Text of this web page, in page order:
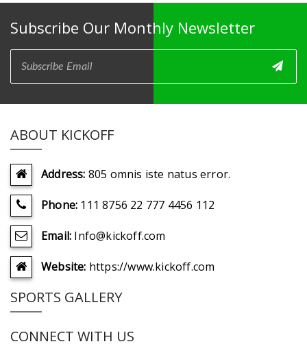
Subscribe Our Monthly Newsletter
ABOUT KICKOFF
Address: 805 omnis iste natus error.
Phone: 111 8756 22 777 4456 112
Email: Info@kickoff.com
Website: https://www.kickoff.com
SPORTS GALLERY
CONNECT WITH US